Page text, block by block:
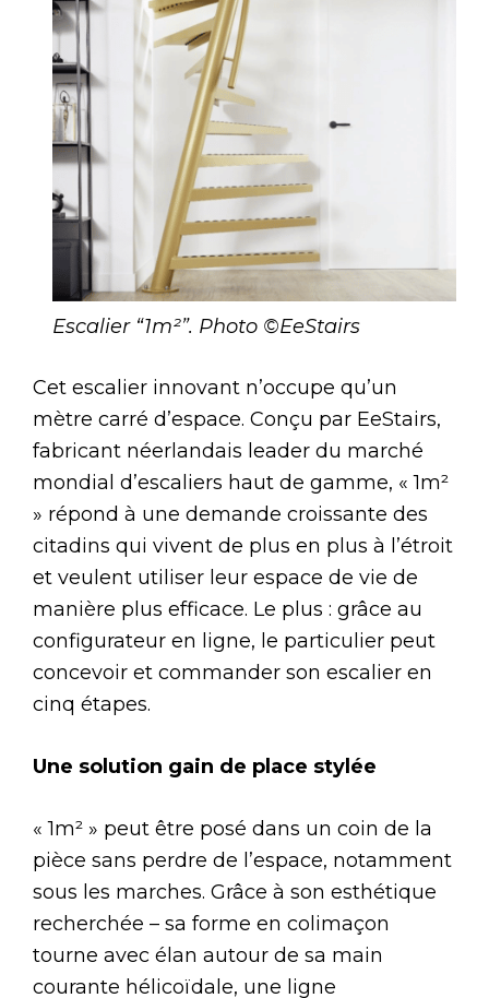
Escalier “1m²”. Photo ©EeStairs
Cet escalier innovant n’occupe qu’un
mètre carré d’espace. Conçu par EeStairs,
fabricant néerlandais leader du marché
mondial d’escaliers haut de gamme, « 1m²
» répond à une demande croissante des
citadins qui vivent de plus en plus à l’étroit
et veulent utiliser leur espace de vie de
manière plus efficace. Le plus : grâce au
configurateur en ligne, le particulier peut
concevoir et commander son escalier en
cinq étapes.
Une solution gain de place stylée
« 1m² » peut être posé dans un coin de la
pièce sans perdre de l’espace, notamment
sous les marches. Grâce à son esthétique
recherchée – sa forme en colimaçon
tourne avec élan autour de sa main
courante hélicoïdale, une ligne